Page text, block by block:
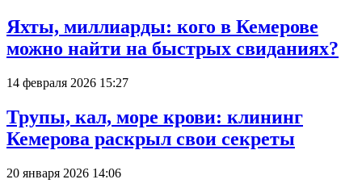
Яхты, миллиарды: кого в Кемерове
можно найти на быстрых свиданиях?
14 февраля 2026 15:27
Трупы, кал, море крови: клининг
Кемерова раскрыл свои секреты
20 января 2026 14:06